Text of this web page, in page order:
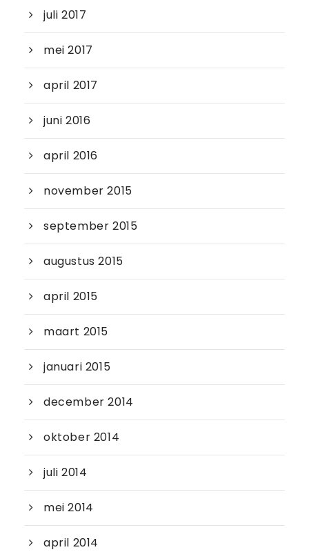
juli 2017
mei 2017
april 2017
juni 2016
april 2016
november 2015
september 2015
augustus 2015
april 2015
maart 2015
januari 2015
december 2014
oktober 2014
juli 2014
mei 2014
april 2014